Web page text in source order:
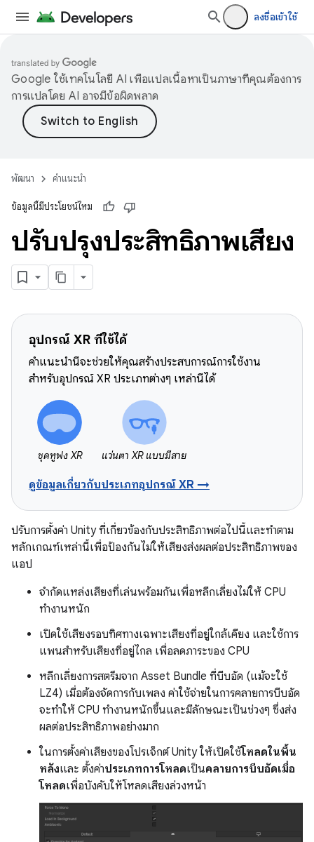
ลงชื่อเข้าใช้
Google ใช้เทคโนโลยี AI เพื่อแปลเนื้อหาเป็นภาษาที่คุณต้องการ
การแปลโดย AI อาจมีข้อผิดพลาด
พัฒนา คำแนะนำ
ข้อมูลนี้มีประโยชน์ไหม
ปรับปรุงประสิทธิภาพเสียง
อุปกรณ์ XR ที่ใช้ได้
คำแนะนำนี้จะช่วยให้คุณสร้างประสบการณ์การใช้งาน
สำหรับอุปกรณ์ XR ประเภทต่างๆ เหล่านี้ได้
ชุดหูฟัง XR แว่นตา XR แบบมีสาย
ดูข้อมูลเกี่ยวกับประเภทอุปกรณ์ XR →
ปรับการตั้งค่า Unity ที่เกี่ยวข้องกับประสิทธิภาพต่อไปนี้และทำตาม
หลักเกณฑ์เหล่านี้เพื่อป้องกันไม่ให้เสียงส่งผลต่อประสิทธิภาพของ
แอป
จำกัดแหล่งเสียงที่เล่นพร้อมกันเพื่อหลีกเลี่ยงไม่ให้ CPU
ทำงานหนัก
เปิดใช้เสียงรอบทิศทางเฉพาะเสียงที่อยู่ใกล้เคียง และใช้การ
แพนสำหรับเสียงที่อยู่ไกล เพื่อลดภาระของ CPU
หลีกเลี่ยงการสตรีมจาก Asset Bundle ที่บีบอัด (แม้จะใช้
LZ4) เมื่อต้องจัดการกับเพลง ค่าใช้จ่ายในการคลายการบีบอัด
จะทำให้ CPU ทำงานหนักขึ้นและมีลักษณะเป็นช่วงๆ ซึ่งส่ง
ผลต่อประสิทธิภาพอย่างมาก
ในการตั้งค่าเสียงของโปรเจ็กต์ Unity ให้เปิดใช้โหลดในพื้น
หลังและ ตั้งค่าประเภทการโหลดเป็นคลายการบีบอัดเมื่อ
โหลดเพื่อบังคับให้โหลดเสียงล่วงหน้า